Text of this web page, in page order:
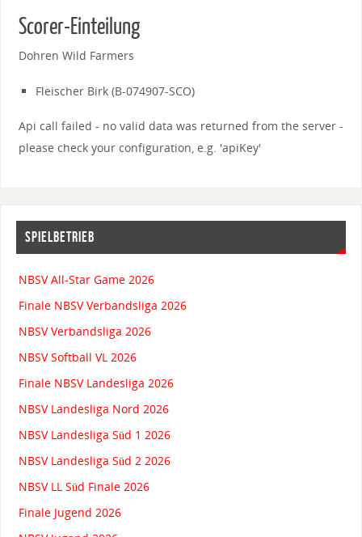
Scorer-Einteilung
Dohren Wild Farmers
Fleischer Birk (B-074907-SCO)
Api call failed - no valid data was returned from the server -
please check your configuration, e.g. 'apiKey'
SPIELBETRIEB
NBSV All-Star Game 2026
Finale NBSV Verbandsliga 2026
NBSV Verbandsliga 2026
NBSV Softball VL 2026
Finale NBSV Landesliga 2026
NBSV Landesliga Nord 2026
NBSV Landesliga Süd 1 2026
NBSV Landesliga Süd 2 2026
NBSV LL Süd Finale 2026
Finale Jugend 2026